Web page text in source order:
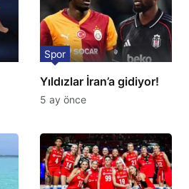
Yıldızlar İran’a gidiyor!
Spor
5 ay önce